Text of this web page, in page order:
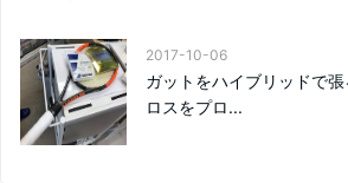
2017-10-06
ガットをハイブリッドで
ロスをプロ...